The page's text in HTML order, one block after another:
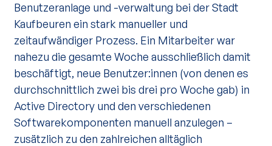
Benutzeranlage und -verwaltung bei der Stadt
Kaufbeuren ein stark manueller und
zeitaufwändiger Prozess. Ein Mitarbeiter war
nahezu die gesamte Woche ausschließlich damit
beschäftigt, neue Benutzer:innen (von denen es
durchschnittlich zwei bis drei pro Woche gab) in
Active Directory und den verschiedenen
Softwarekomponenten manuell anzulegen –
zusätzlich zu den zahlreichen alltäglich